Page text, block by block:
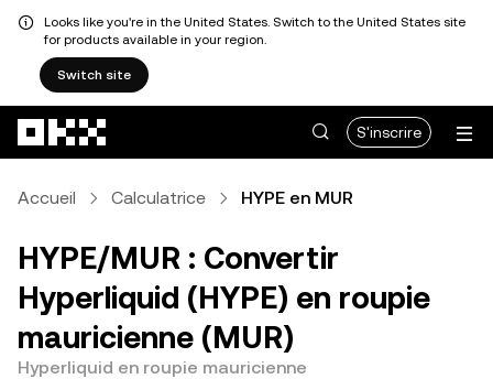
Looks like you're in the United States. Switch to the United States site
for products available in your region.
Switch site
S'inscrire
Accueil Calculatrice HYPE en MUR
HYPE/MUR : Convertir
Hyperliquid (HYPE) en roupie
mauricienne (MUR)
Hyperliquid en roupie mauricienne